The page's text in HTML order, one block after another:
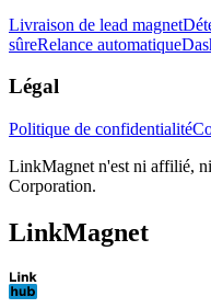
Livraison de lead magnet
sûreRelance automatique
Légal
Politique de confidentialité
LinkMagnet n'est ni affilié,
Corporation.
LinkMagnet